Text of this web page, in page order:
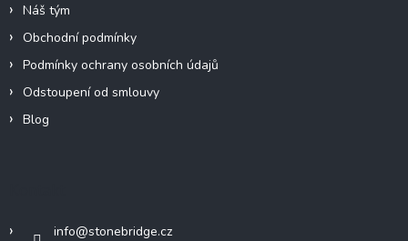
Náš tým
Obchodní podmínky
Podmínky ochrany osobních údajů
Odstoupení od smlouvy
Blog
info@stonebridge.cz